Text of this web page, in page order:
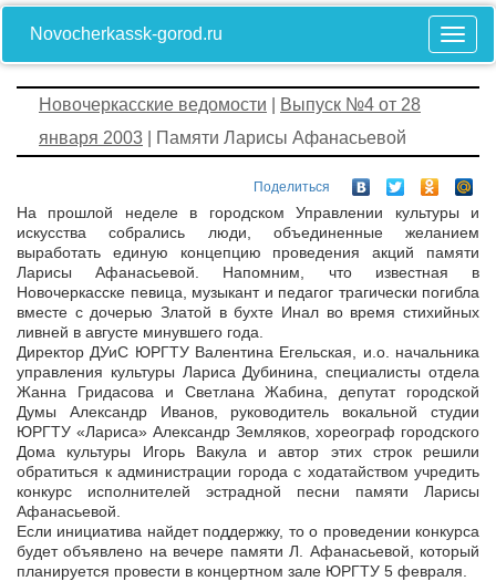
Novocherkassk-gorod.ru
Новочеркасские ведомости
Выпуск №4 от 28
января 2003 | Памяти Ларисы Афанасьевой
Поделиться
На прошлой неделе в городском Управлении культуры и
искусства собрались люди, объединенные желанием
выработать единую концепцию проведения акций памяти
Ларисы Афанасьевой. Напомним, что известная в
Новочеркасске певица, музыкант и педагог трагически погибла
вместе с дочерью Златой в бухте Инал во время стихийных
ливней в августе минувшего года.
Директор ДУиС ЮРГТУ Валентина Егельская, и.о. начальника
управления культуры Лариса Дубинина, специалисты отдела
Жанна Гридасова и Светлана Жабина, депутат городской
Думы Александр Иванов, руководитель вокальной студии
ЮРГТУ «Лариса» Александр Земляков, хореограф городского
Дома культуры Игорь Вакула и автор этих строк решили
обратиться к администрации города с ходатайством учредить
конкурс исполнителей эстрадной песни памяти Ларисы
Афанасьевой.
Если инициатива найдет поддержку, то о проведении конкурса
будет объявлено на вечере памяти Л. Афанасьевой, который
планируется провести в концертном зале ЮРГТУ 5 февраля.